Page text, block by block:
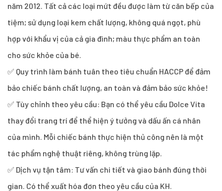
năm 2012. Tất cả các loại mứt đều được làm từ căn bếp của
tiệm; sử dụng loại kem chất lượng, không quá ngọt, phù
hợp với khẩu vị của cả gia đình; màu thực phẩm an toàn
cho sức khỏe của bé.
✅ Quy trình làm bánh tuân theo tiêu chuẩn HACCP để đảm
bảo chiếc bánh chất lượng, an toàn và đảm bảo sức khỏe!
✅ Tùy chỉnh theo yêu cầu: Bạn có thể yêu cầu Dolce Vita
thay đổi trang trí để thể hiện ý tưởng và dấu ấn cá nhân
của mình. Mỗi chiếc bánh thực hiện thủ công nên là một
tác phẩm nghệ thuật riêng, không trùng lặp.
✅ Dịch vụ tận tâm: Tư vấn chi tiết và giao bánh đúng thời
gian. Có thể xuất hóa đơn theo yêu cầu của KH.